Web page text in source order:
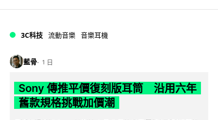
3C科技 流動音樂 音樂耳機
藍骨 1 日
Sony 傳推平價復刻版耳筒 沿用六年
舊款規格挑戰加價潮